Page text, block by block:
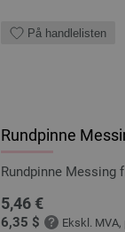
På handlelisten
Rundpinne
Rundpinne Messing
5,46 €
6,35 $ Ekskl. MVA,